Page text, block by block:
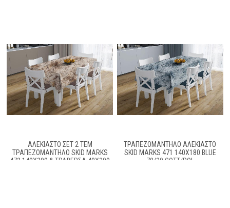
ΑΛΈΚΙΑΣΤΟ ΣΕΤ 2 ΤΕΜ
ΤΡΑΠΕΖΟΜΆΝΤΗΛΟ SKID MARKS
472 140X300 & ΤΡΑΒΈΡΣΑ 40X300
ΤΡΑΠΕΖΟΜΆΝΤΗΛΟ ΑΛΈΚΙΑΣΤΟ
SKID MARKS 471 140X180 BLUE
70/30 COTT/POL